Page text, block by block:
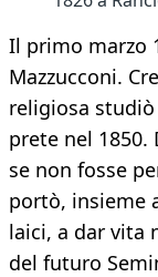
Il primo marzo
Mazzucconi.
religiosa
prete nel
se non fosse
portò, insieme
laici, a dar vita
del futuro